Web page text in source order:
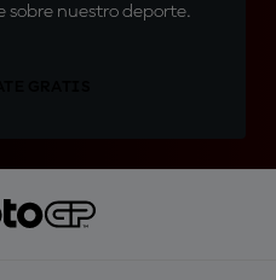
sobre nuestro deporte.